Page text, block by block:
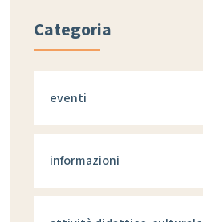
Categoria
eventi
informazioni